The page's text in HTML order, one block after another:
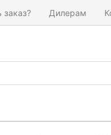
заказ? Дилерам